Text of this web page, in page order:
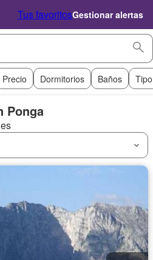
Tus favoritosGestionar alertas
Precio Dormitorios Baños
Ponga